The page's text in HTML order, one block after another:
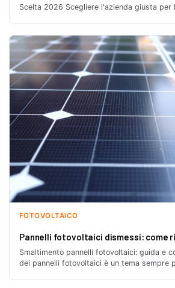
Scelta 2026 Scegliere l'azienda giusta per
FOTOVOLTAICO
Pannelli fotovoltaici dismessi: come
Smaltimento pannelli fotovoltaici: guida e
dei pannelli fotovoltaici è un tema sempre